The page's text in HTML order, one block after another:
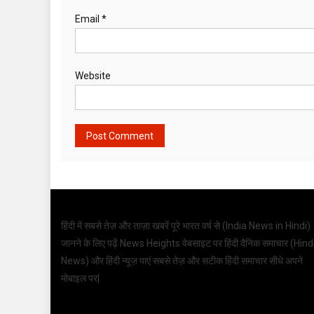
Email *
Website
हिंदी में सबसे तेज़ और ताज़ा खबरें पूरे भारत वर्ष से ( India News in Hindi)
जानने के लिए पढ़ें News Heights वेबसाइट पर हिंदी दैनिक समाचार (
News) और हिंदी न्यूज़ पाएं सबसे तेज़ और सटीक हिंदी समाचार सीधे अपने
मोबाइल पर|